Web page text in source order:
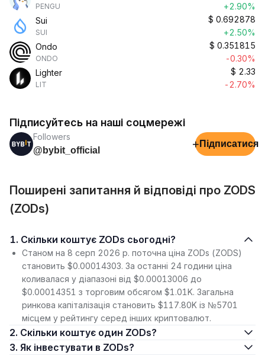
PENGU
+2.90%
Sui
SUI
$ 0.692878
+2.50%
Ondo
ONDO
$ 0.351815
-0.30%
Lighter
LIT
$ 2.33
-2.70%
Підписуйтесь на наші соцмережі
Followers
@bybit_official
+ Підписатися
Поширені запитання й відповіді про ZODS
(ZODs)
1. Скільки коштує ZODs сьогодні?
Станом на 8 серп 2026 р. поточна ціна ZODs (ZODS)
становить $0.00014303. За останні 24 години ціна
коливалася у діапазоні від $0.00013006 до
$0.00014351 з торговим обсягом $1.01K. Загальна
ринкова капіталізація становить $117.80K із №5701
місцем у рейтингу серед інших криптовалют.
2. Скільки коштує один ZODs?
3. Як інвестувати в ZODs?